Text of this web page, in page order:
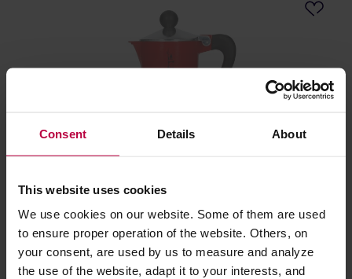
Consent Details About
This website uses cookies
We use cookies on our website. Some of them are used
to ensure proper operation of the website. Others, on
your consent, are used by us to measure and analyze
the use of the website, adapt it to your interests, and
Producent: BIALETTI
112,90 zł
Najniższa cena: 50,99 zł